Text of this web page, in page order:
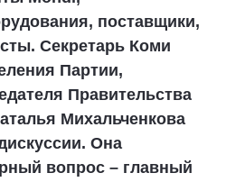
поставщики,
Секретарь Коми
Партии,
Правительства
Михальченкова
Она
вопрос – главный